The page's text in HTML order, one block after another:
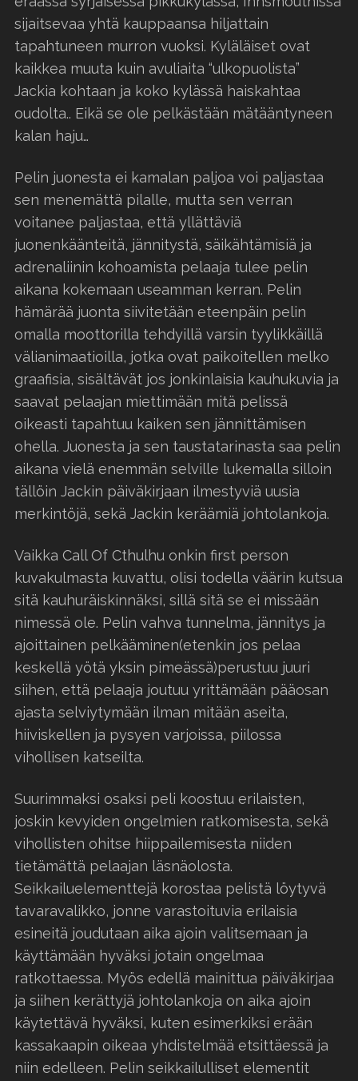
sijaitsevaa yhtä kauppaansa hiljattain
tapahtuneen murron vuoksi. Kyläläiset ovat
kaikkea muuta kuin avuliaita “ulkopuolista”
Jackia kohtaan ja koko kylässä haiskahtaa
oudolta.. Eikä se ole pelkästään mätääntyneen
kalan haju…
Pelin juonesta ei kamalan paljoa voi paljastaa
sen menemättä pilalle, mutta sen verran
voitanee paljastaa, että yllättäviä
juonenkäänteitä, jännitystä, säikähtämisiä ja
adrenaliinin kohoamista pelaaja tulee pelin
aikana kokemaan useamman kerran. Pelin
hämärää juonta siivitetään eteenpäin pelin
omalla moottorilla tehdyillä varsin tyylikkäillä
välianimaatioilla, jotka ovat paikoitellen melko
graafisia, sisältävät jos jonkinlaisia kauhukuvia ja
saavat pelaajan miettimään mitä pelissä
oikeasti tapahtuu kaiken sen jännittämisen
ohella. Juonesta ja sen taustatarinasta saa pelin
aikana vielä enemmän selville lukemalla silloin
tällöin Jackin päiväkirjaan ilmestyviä uusia
merkintöjä, sekä Jackin keräämiä johtolankoja.
Vaikka Call Of Cthulhu onkin first person
kuvakulmasta kuvattu, olisi todella väärin kutsua
sitä kauhuräiskinnäksi, sillä sitä se ei missään
nimessä ole. Pelin vahva tunnelma, jännitys ja
ajoittainen pelkääminen(etenkin jos pelaa
keskellä yötä yksin pimeässä)perustuu juuri
siihen, että pelaaja joutuu yrittämään pääosan
ajasta selviytymään ilman mitään aseita,
hiiviskellen ja pysyen varjoissa, piilossa
vihollisen katseilta.
Suurimmaksi osaksi peli koostuu erilaisten,
joskin kevyiden ongelmien ratkomisesta, sekä
vihollisten ohitse hiippailemisesta niiden
tietämättä pelaajan läsnäolosta.
Seikkailuelementtejä korostaa pelistä löytyvä
tavaravalikko, jonne varastoituvia erilaisia
esineitä joudutaan aika ajoin valitsemaan ja
käyttämään hyväksi jotain ongelmaa
ratkottaessa. Myös edellä mainittua päiväkirjaa
ja siihen kerättyjä johtolankoja on aika ajoin
käytettävä hyväksi, kuten esimerkiksi erään
kassakaapin oikeaa yhdistelmää etsittäessä ja
niin edelleen. Pelin seikkailulliset elementit